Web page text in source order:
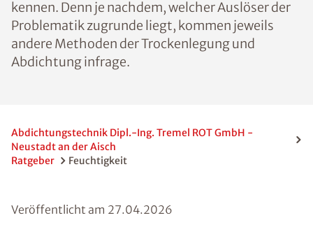
Feuchtigkeitsprobleme zu kennen. Denn je
nachdem, welcher Auslöser der
Problematik zugrunde liegt, kommen
jeweils andere Methoden der
Abdichtungstechnik Dipl.-Ing. Tremel ROT GmbH -
Neustadt an der Aisch